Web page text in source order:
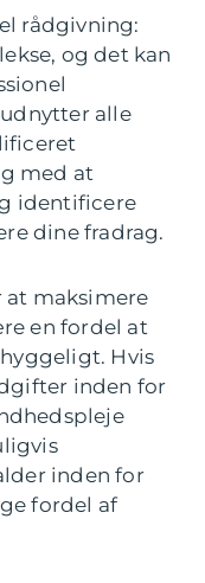
rådgivning:
og det kan
alle
med at
identificere
dine fradrag.
maksimere
en fordel at
Hvis
inden for
inden for
fordel af